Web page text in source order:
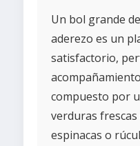
Un bol grande
aderezo es un
satisfactorio,
compuesto por
verduras
espinacas o